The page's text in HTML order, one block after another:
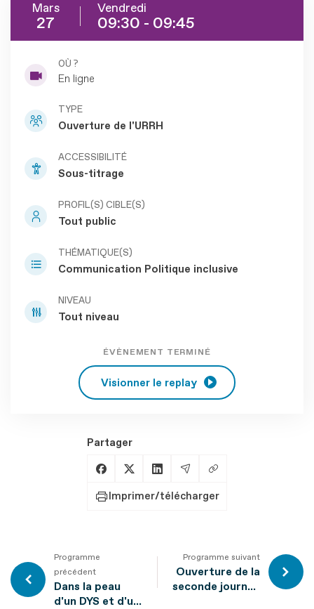
Mars
27
Vendredi
09:30 - 09:45
OÙ ?
En ligne
TYPE
Ouverture de l'URRH
ACCESSIBILITÉ
Sous-titrage
PROFIL(S) CIBLE(S)
Tout public
THÉMATIQUE(S)
Communication Politique inclusive
NIVEAU
Tout niveau
ÉVÈNEMENT TERMINÉ
Visionner le replay
Partager
Partager sur Facebook
Partager sur X
Partager sur LinkedIn
Partager par Email
Copier le lien
Imprimer/télécharger
Programme
précédent
Dans la peau
d'un DYS et d'un
Programme suivant
Ouverture de la
seconde journée